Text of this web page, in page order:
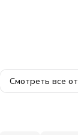
Смотреть все